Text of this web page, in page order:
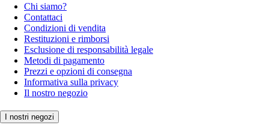
Chi siamo?
Contattaci
Condizioni di vendita
Restituzioni e rimborsi
Esclusione di responsabilità legale
Metodi di pagamento
Prezzi e opzioni di consegna
Informativa sulla privacy
Il nostro negozio
I nostri negozi